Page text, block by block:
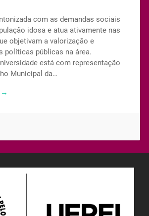
com as demandas sociais
idosa e atua ativamente nas
objetivam a valorização e
políticas públicas na área.
está com representação
Municipal da…
→